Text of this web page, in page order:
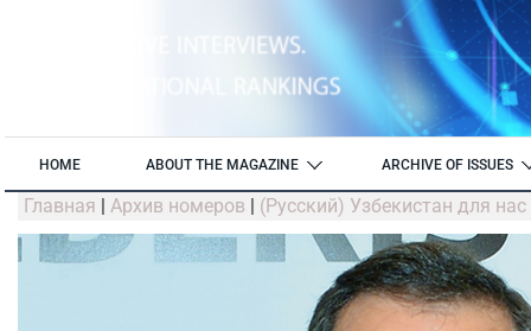
HOME ABOUT THE MAGAZINE ARCHIVE OF ISSUES
Главная | Архив номеров | (Русский) Узбекистан для